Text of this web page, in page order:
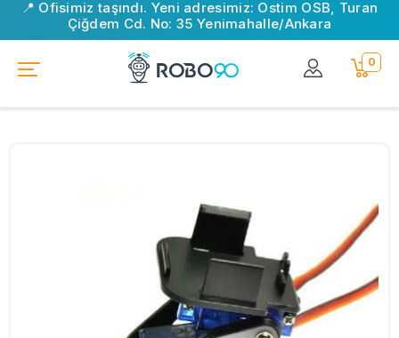
📍 Ofisimiz taşındı. Yeni adresimiz: Ostim OSB, Turan
Çiğdem Cd. No: 35 Yenimahalle/Ankara
0